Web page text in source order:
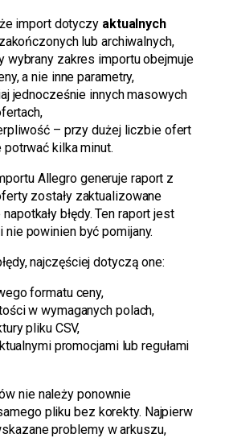
import dotyczy aktualnych
lub archiwalnych,
wybrany zakres importu obejmuje
a nie inne parametry,
jednocześnie innych masowych
– przy dużej liczbie ofert
kilka minut.
Allegro generuje raport z
zostały zaktualizowane
błędy. Ten raport jest
powinien być pomijany.
najczęściej dotyczą one:
formatu ceny,
w wymaganych polach,
pliku CSV,
promocjami lub regułami
nie należy ponownie
pliku bez korekty. Najpierw
problemy w arkuszu,